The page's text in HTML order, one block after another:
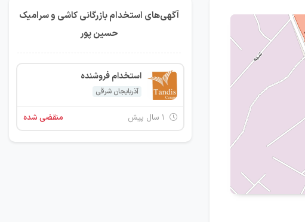
آگهی‌های استخدام بازرگانی کاشی و سرامیک
حسین پور
استخدام فروشنده
آذربایجان شرقی
منقضی شده